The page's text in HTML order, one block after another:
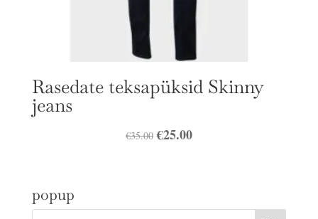
Rasedate teksapüksid Skinny
jeans
€35.00 Algne
€25.00Praegune
popup